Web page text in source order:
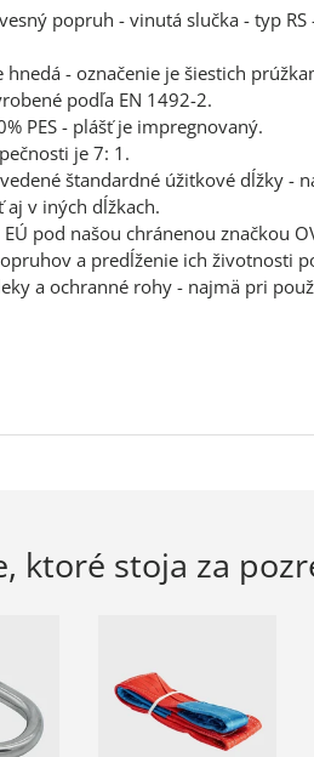
popruh - vinutá slučka - typ
hnedá - označenie je šiestich
podľa EN 1492-2.
PES - plášť je impregnovaný.
je 7: 1.
štandardné úžitkové dĺžky -
v iných dĺžkach.
pod našou chránenou značkou
a predĺženie ich životnosti
a ochranné rohy - najmä pri
ktoré stoja za